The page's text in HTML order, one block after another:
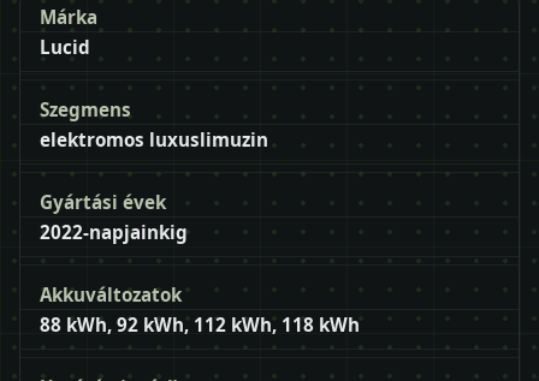
Márka
Lucid
Szegmens
elektromos luxuslimuzin
Gyártási évek
2022-napjainkig
Akkuváltozatok
88 kWh, 92 kWh, 112 kWh, 118 kWh